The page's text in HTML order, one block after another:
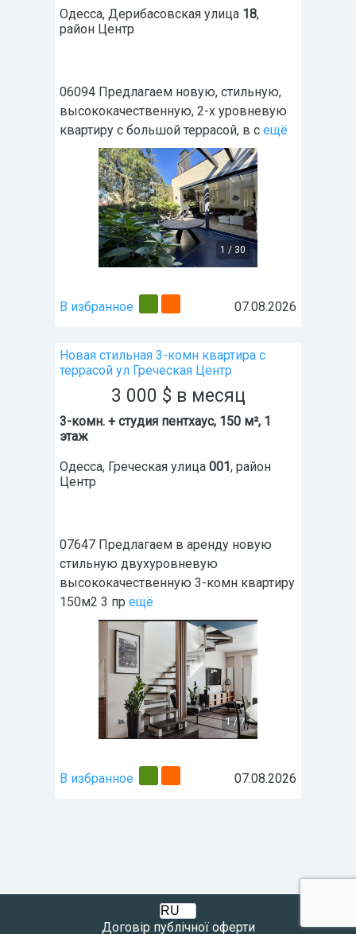
Одесса, Дерибасовская улица 18,
район Центр
06094 Предлагаем новую, стильную,
высококачественную, 2-х уровневую
квартиру с большой террасой, в с ещё
1 / 30
В избранное 07.08.2026
Новая стильная 3-комн квартира с
террасой ул Греческая Центр
3 000 $ в месяц
3-комн. + студия пентхаус, 150 м², 1
этаж
Одесса, Греческая улица 001, район
Центр
07647 Предлагаем в аренду новую
стильную двухуровневую
высококачественную 3-комн квартиру
150м2 3 пр ещё
1/7
В избранное 07.08.2026
Договір публічної оферти